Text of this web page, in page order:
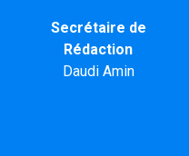
Secrétaire de
Rédaction
Daudi Amin